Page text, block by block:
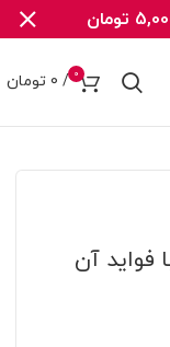
0
/
0 تومان
فواید آن